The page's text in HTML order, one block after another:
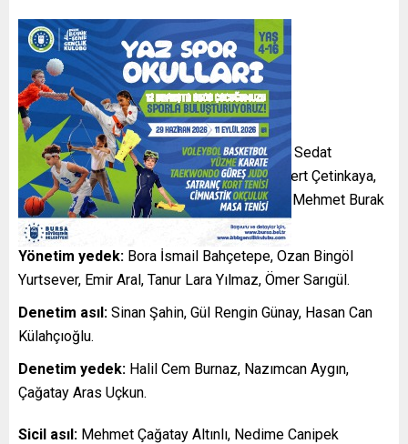
Özbek’in Yönetim Listesi
Yönetim asıl:Dursun Özbek, Metin Öztürk, Sedat
Artukoğlu, Eray Yazgan, Can Natan, Mecit Mert Çetinkaya,
Mehmet Saruhan Cibara, Abdullah Kavukcu, Mehmet Burak
Kutluğ, Fatih Demircan, Özen Kuzu.
Yönetim yedek: Bora İsmail Bahçetepe, Ozan Bingöl
Yurtsever, Emir Aral, Tanur Lara Yılmaz, Ömer Sarıgül.
Denetim asıl: Sinan Şahin, Gül Rengin Günay, Hasan Can
Külahçıoğlu.
Denetim yedek: Halil Cem Burnaz, Nazımcan Aygın,
Çağatay Aras Uçkun.
Sicil asıl: Mehmet Çağatay Altınlı, Nedime Canipek